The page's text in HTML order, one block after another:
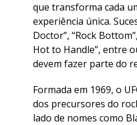
que transforma cada
experiência única.
Doctor”, “Rock
Hot to Handle”, entre
devem fazer parte do
Formada em 1969, o
dos precursores do
lado de nomes como